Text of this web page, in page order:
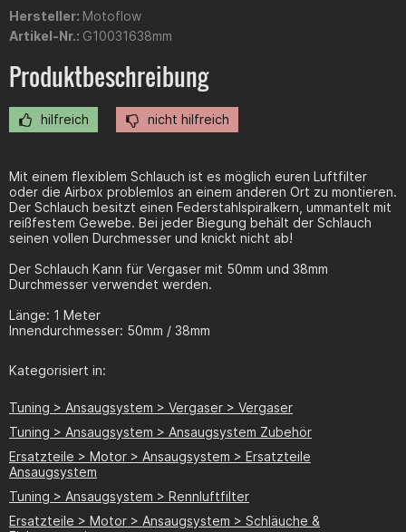
Hersteller: Motoflow
Artikel-Nr.: G10031638mm
Produktbeschreibung
hilfreich nicht hilfreich
Mit einem flexiblem Schlauch ist es möglich euren Luftfilter
oder die Airbox problemlos an einem anderen Ort zu montieren.
Der Schlauch besitzt einen Federstahlspiralkern, ummantelt mit
reißfestem Gewebe. Bei jeder Biegung behält der Schlauch
seinen vollen Durchmesser und knickt nicht ab!
Der Schlauch Kann für Vergaser mit 50mm und 38mm
Durchmesser verwendet werden.
Länge: 1 Meter
Innendurchmesser: 50mm / 38mm
Kategorisiert in:
Tuning > Ansaugsystem > Vergaser > Vergaser
Tuning > Ansaugsystem > Ansaugsystem Zubehör
Ersatzteile > Motor > Ansaugsystem > Ersatzteile
Ansaugsystem
Tuning > Ansaugsystem > Rennluftfilter
Ersatzteile > Motor > Ansaugsystem > Schläuche &